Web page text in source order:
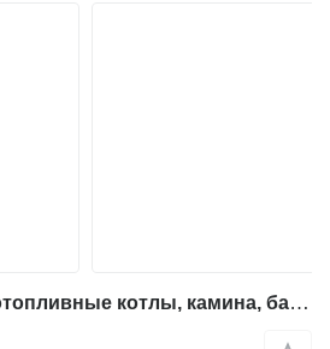
Куппер мега Твердотопливные котлы, камина, банные печи